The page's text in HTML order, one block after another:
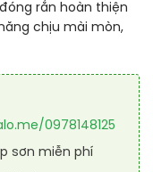
rắn hoàn thiện
chịu mài mòn,
0978148125
sơn miễn phí